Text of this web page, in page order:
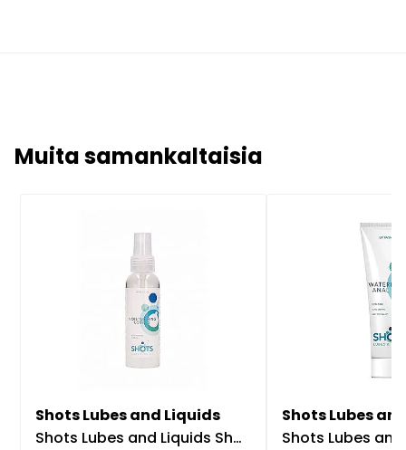
Muita samankaltaisia
Shots Lubes and Liquids
Shots Lubes and Liquids Shots L&L - Kosteuttava liukuvoide
Shots Lubes
Shots Lubes and Liquids Shots L&L -